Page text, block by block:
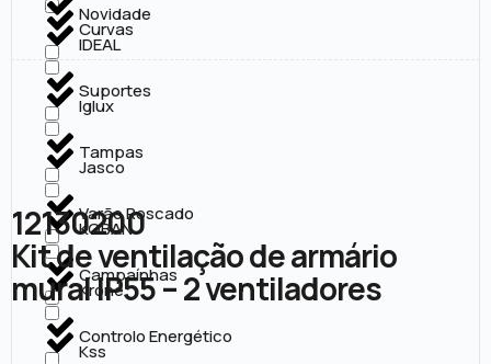
Curvas
Suportes
Tampas
Varão Roscado
Campaínhas
Controlo Energético
IDEAL
Iglux
Jasco
KOBAN
Krone
Kss
Novidade
12130200
Kit de ventilação de armário
mural IP55 – 2 ventiladores